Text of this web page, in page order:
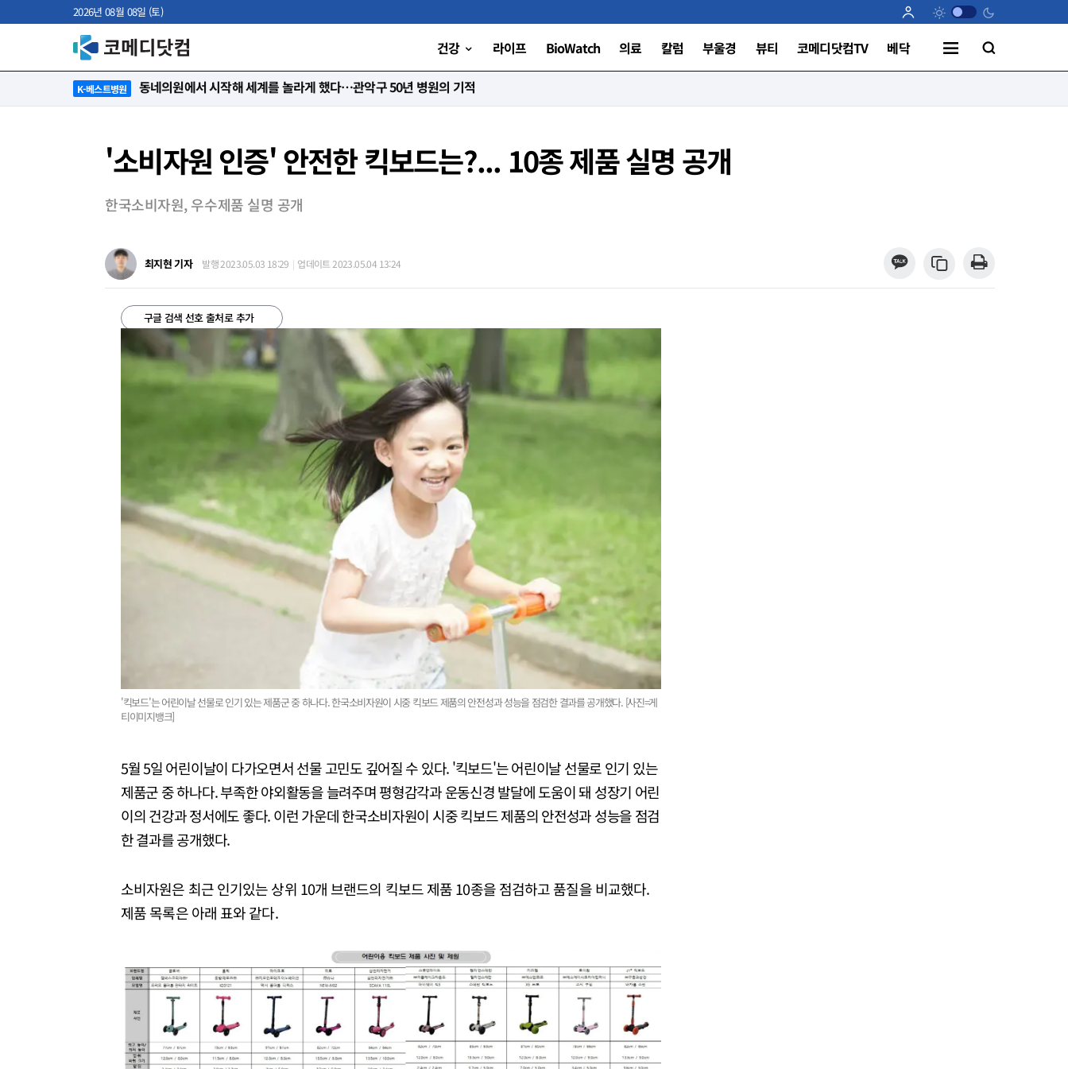
2026년 08월 08일 (토)
건강 라이프 BioWatch 의료 칼럼 부울경 뷰티 코메디닷컴TV 베닥
K-베스트병원 “절대 먼저 말하지 않아요. 대신 먼저 듣습니다”
'소비자원 인증' 안전한 킥보드는?... 10종 제품 실명 공개
한국소비자원, 우수제품 실명 공개
최지현 기자 발행 2023.05.03 18:29 업데이트 2023.05.04 13:24
구글 검색 선호 출처로 추가
'킥보드'는 어린이날 선물로 인기 있는 제품군 중 하나다. 한국소비자원이 시중 킥보드 제품의 안전성과 성능을 점검한 결과를 공개했다. [사진=게
티이미지뱅크]
5월 5일 어린이날이 다가오면서 선물 고민도 깊어질 수 있다. '킥보드'는 어린이날 선물로 인기 있는
제품군 중 하나다. 부족한 야외활동을 늘려주며 평형감각과 운동신경 발달에 도움이 돼 성장기 어린
이의 건강과 정서에도 좋다. 이런 가운데 한국소비자원이 시중 킥보드 제품의 안전성과 성능을 점검
한 결과를 공개했다.
소비자원은 최근 인기있는 상위 10개 브랜드의 킥보드 제품 10종을 점검하고 품질을 비교했다.
제품 목록은 아래 표와 같다.